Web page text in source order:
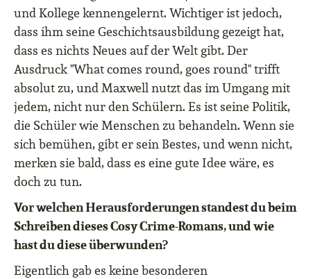
und Kollege kennengelernt. Wichtiger ist jedoch,
dass ihm seine Geschichtsausbildung gezeigt hat,
dass es nichts Neues auf der Welt gibt. Der
Ausdruck "What comes round, goes round" trifft
absolut zu, und Maxwell nutzt das im Umgang mit
jedem, nicht nur den Schülern. Es ist seine Politik,
die Schüler wie Menschen zu behandeln. Wenn sie
sich bemühen, gibt er sein Bestes, und wenn nicht,
merken sie bald, dass es eine gute Idee wäre, es
doch zu tun.
Vor welchen Herausforderungen standest du beim
Schreiben dieses Cosy Crime-Romans, und wie
hast du diese überwunden?
Eigentlich gab es keine besonderen